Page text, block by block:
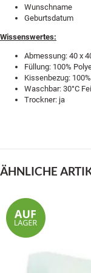
Wunschname
Geburtsdatum
Wissenswertes:
Abmessung: 40 x
Füllung: 100%
Kissenbezug:
Waschbar: 30°C
Trockner: ja
ÄHNLICHE